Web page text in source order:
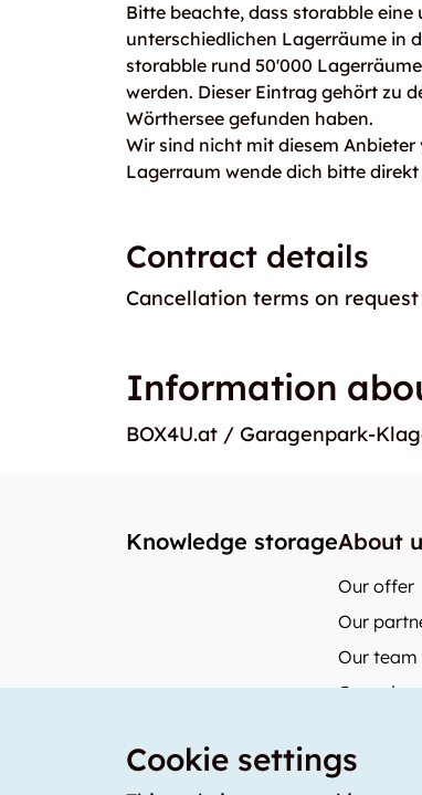
Bitte beachte, dass storabble
unterschiedlichen Lagerräume in
storabble rund 50'000
werden. Dieser Eintrag gehört zu
Wörthersee gefunden haben.
Wir sind nicht mit diesem
Lagerraum wende dich bitte direkt
Contract details
Cancellation terms on request
Information
BOX4U.at / Garagenpark-
Knowledge storageAbout
Our offer
Our
Our team
Our prices
storabble
Cookie settings